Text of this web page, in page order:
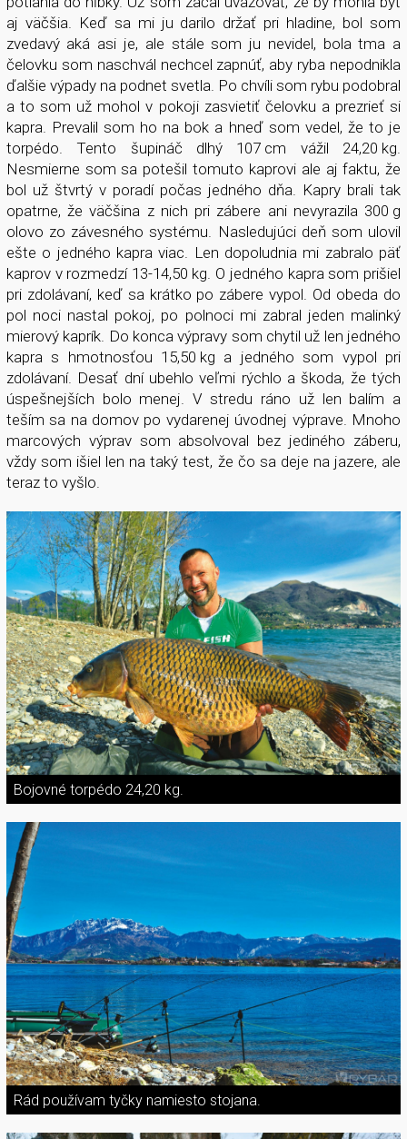
aj väčšia. Keď sa mi ju darilo držať pri hladine, bol som
zvedavý aká asi je, ale stále som ju nevidel, bola tma a
čelovku som naschvál nechcel zapnúť, aby ryba nepodnikla
ďalšie výpady na podnet svetla. Po chvíli som rybu podobral
a to som už mohol v pokoji zasvietiť čelovku a prezrieť si
kapra. Prevalil som ho na bok a hneď som vedel, že to je
torpédo. Tento šupináč dlhý 107 cm vážil 24,20 kg.
Nesmierne som sa potešil tomuto kaprovi ale aj faktu, že
bol už štvrtý v poradí počas jedného dňa. Kapry brali tak
opatrne, že väčšina z nich pri zábere ani nevyrazila 300 g
olovo zo závesného systému. Nasledujúci deň som ulovil
ešte o jedného kapra viac. Len dopoludnia mi zabralo päť
kaprov v rozmedzí 13-14,50 kg. O jedného kapra som prišiel
pri zdolávaní, keď sa krátko po zábere vypol. Od obeda do
pol noci nastal pokoj, po polnoci mi zabral jeden malinký
mierový kaprík. Do konca výpravy som chytil už len jedného
kapra s hmotnosťou 15,50 kg a jedného som vypol pri
zdolávaní. Desať dní ubehlo veľmi rýchlo a škoda, že tých
úspešnejších bolo menej. V stredu ráno už len balím a
teším sa na domov po vydarenej úvodnej výprave. Mnoho
marcových výprav som absolvoval bez jediného záberu,
vždy som išiel len na taký test, že čo sa deje na jazere, ale
teraz to vyšlo.
Bojovné torpédo 24,20 kg.
Rád používam tyčky namiesto stojana.